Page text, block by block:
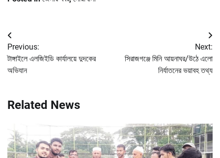
Post
navigation
Previous:
টাঙ্গাইলে এলজিইডি কার্যালয়ে দুদকের
অভিযান
Next:
সিরাজগঞ্জে মিনি আয়নাঘর/উঠে এলো
নির্যাতনের ভয়াবহ তথ্য
Related News